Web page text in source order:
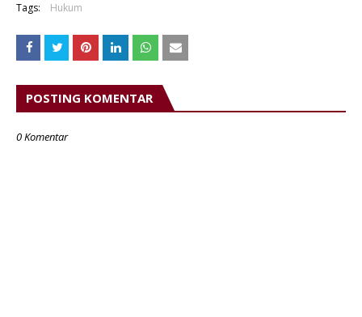
Tags: Hukum
POSTING KOMENTAR
0 Komentar